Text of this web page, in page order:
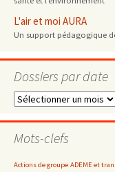
L'air et moi AURA
Un support pédagogique
Dossiers par date
Dossiers
date
Mots-clefs
Actions de groupe ADEME et